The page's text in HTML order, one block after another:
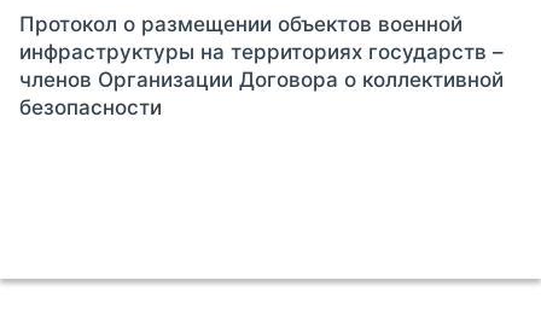
Протокол о размещении объектов военной
инфраструктуры на территориях государств –
членов Организации Договора о коллективной
безопасности